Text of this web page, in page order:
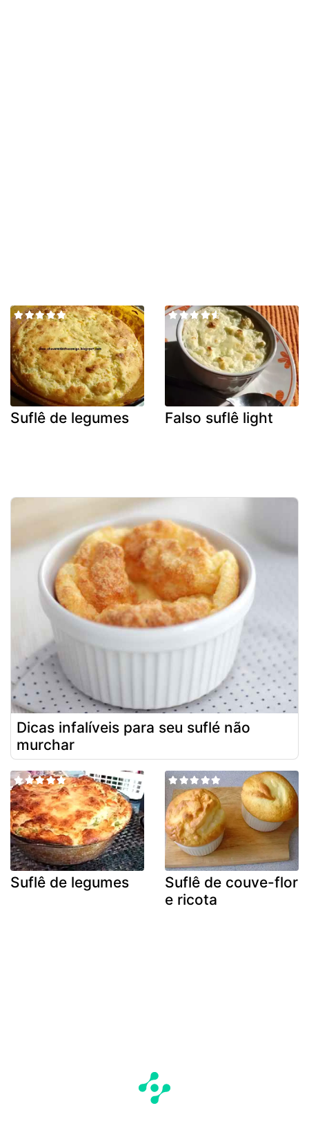
Suflê de legumes Falso suflê light
Dicas infalíveis para seu suflé não
murchar
Suflê de legumes
Suflê de couve-flor
e ricota